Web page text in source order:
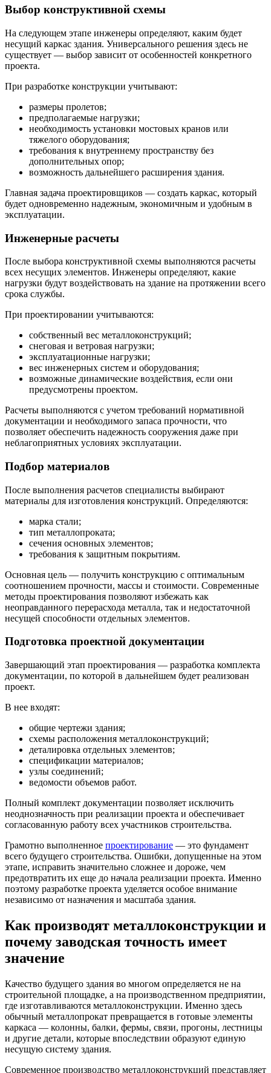
Выбор конструктивной схемы
На следующем этапе инженеры определяют, каким будет
несущий каркас здания. Универсального решения здесь не
существует — выбор зависит от особенностей конкретного
проекта.
При разработке конструкции учитывают:
размеры пролетов;
предполагаемые нагрузки;
необходимость установки мостовых кранов или
тяжелого оборудования;
требования к внутреннему пространству без
дополнительных опор;
возможность дальнейшего расширения здания.
Главная задача проектировщиков — создать каркас, который
будет одновременно надежным, экономичным и удобным в
эксплуатации.
Инженерные расчеты
После выбора конструктивной схемы выполняются расчеты
всех несущих элементов. Инженеры определяют, какие
нагрузки будут воздействовать на здание на протяжении всего
срока службы.
При проектировании учитываются:
собственный вес металлоконструкций;
снеговая и ветровая нагрузки;
эксплуатационные нагрузки;
вес инженерных систем и оборудования;
возможные динамические воздействия, если они
предусмотрены проектом.
Расчеты выполняются с учетом требований нормативной
документации и необходимого запаса прочности, что
позволяет обеспечить надежность сооружения даже при
неблагоприятных условиях эксплуатации.
Подбор материалов
После выполнения расчетов специалисты выбирают
материалы для изготовления конструкций. Определяются:
марка стали;
тип металлопроката;
сечения основных элементов;
требования к защитным покрытиям.
Основная цель — получить конструкцию с оптимальным
соотношением прочности, массы и стоимости. Современные
методы проектирования позволяют избежать как
неоправданного перерасхода металла, так и недостаточной
несущей способности отдельных элементов.
Подготовка проектной документации
Завершающий этап проектирования — разработка комплекта
документации, по которой в дальнейшем будет реализован
проект.
В нее входят:
общие чертежи здания;
схемы расположения металлоконструкций;
деталировка отдельных элементов;
спецификации материалов;
узлы соединений;
ведомости объемов работ.
Полный комплект документации позволяет исключить
неоднозначность при реализации проекта и обеспечивает
согласованную работу всех участников строительства.
Грамотно выполненное проектирование — это фундамент
всего будущего строительства. Ошибки, допущенные на этом
этапе, исправить значительно сложнее и дороже, чем
предотвратить их еще до начала реализации проекта. Именно
поэтому разработке проекта уделяется особое внимание
независимо от назначения и масштаба здания.
Как производят металлоконструкции и
почему заводская точность имеет
значение
Качество будущего здания во многом определяется не на
строительной площадке, а на производственном предприятии,
где изготавливаются металлоконструкции. Именно здесь
обычный металлопрокат превращается в готовые элементы
каркаса — колонны, балки, фермы, связи, прогоны, лестницы
и другие детали, которые впоследствии образуют единую
несущую систему здания.
Современное производство металлоконструкций представляет